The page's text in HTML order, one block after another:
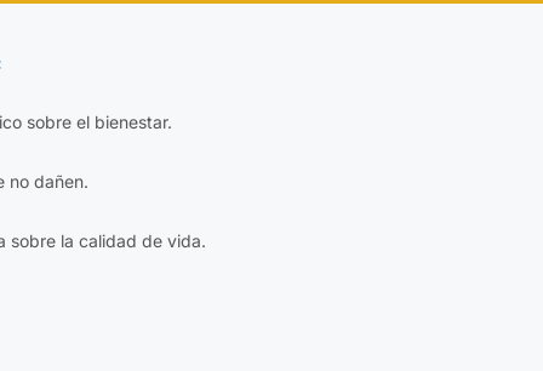
sobre el bienestar.
no dañen.
sobre la calidad de vida.